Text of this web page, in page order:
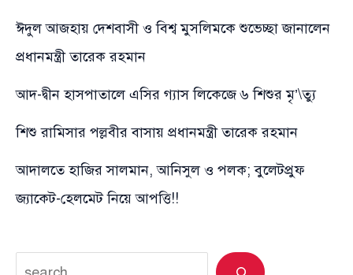
ঈদুল আজহায় দেশবাসী ও বিশ্ব মুসলিমকে শুভেচ্ছা জানালেন
প্রধানমন্ত্রী তারেক রহমান
আদ-দ্বীন হাসপাতালে এসির গ্যাস লিকেজে ৬ শিশুর মৃ’\ত্যু
শিশু রামিসার পল্লবীর বাসায় প্রধানমন্ত্রী তারেক রহমান
আদালতে হাজির সালমান, আনিসুল ও পলক; বুলেটপ্রুফ
জ্যাকেট-হেলমেট নিয়ে আপত্তি!!
Search